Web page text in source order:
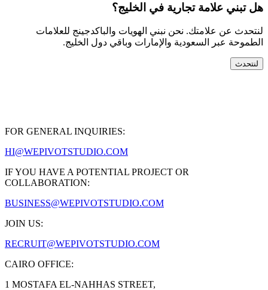
هل تبني علامة تجارية في الخليج؟
لنتحدث عن علامتك. نحن نبني الهويات والباكدجينج للعلامات
الطموحة عبر السعودية والإمارات وباقي دول الخليج.
لنتحدث
FOR GENERAL INQUIRIES:
HI@WEPIVOTSTUDIO.COM
IF YOU HAVE A POTENTIAL PROJECT OR
COLLABORATION:
BUSINESS@WEPIVOTSTUDIO.COM
JOIN US:
RECRUIT@WEPIVOTSTUDIO.COM
CAIRO OFFICE:
1 MOSTAFA EL-NAHHAS STREET,